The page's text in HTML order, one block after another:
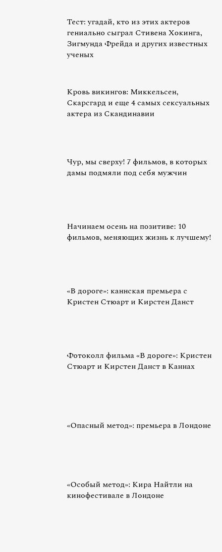
Тест: угадай, кто из этих актеров
гениально сыграл Стивена Хокинга,
Зигмунда Фрейда и других известных
ученых
Кровь викингов: Миккельсен,
Скарсгард и еще 4 самых сексуальных
актера из Скандинавии
Чур, мы сверху! 7 фильмов, в которых
дамы подмяли под себя мужчин
Начинаем осень на позитиве: 10
фильмов, меняющих жизнь к лучшему!
«В дороге»: каннская премьера с
Кристен Стюарт и Кирстен Данст
Фотоколл фильма «В дороге»: Кристен
Стюарт и Кирстен Данст в Каннах
«Опасный метод»: премьера в Лондоне
«Особый метод»: Кира Найтли на
кинофестивале в Лондоне